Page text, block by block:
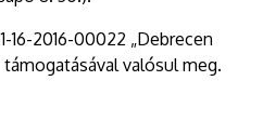
16-2016-00022 „Debrecen
valósul meg.